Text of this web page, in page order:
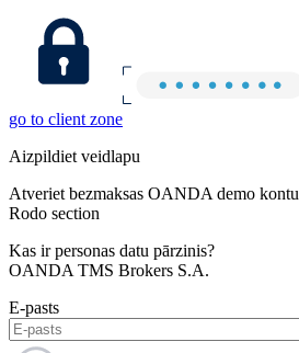
go to client zone
Aizpildiet veidlapu
Atveriet bezmaksas OANDA demo kontu
Rodo section
Kas ir personas datu pārzinis?
OANDA TMS Brokers S.A.
E-pasts